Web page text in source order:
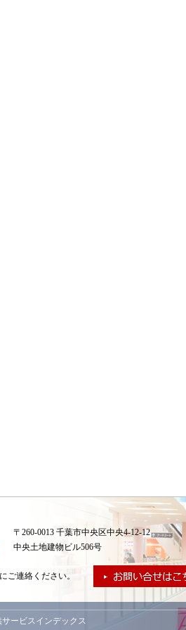
〒260-0013 千葉市中央区中央4-12-12
中央土地建物ビル506号
ご連絡ください。
サービスインデックス